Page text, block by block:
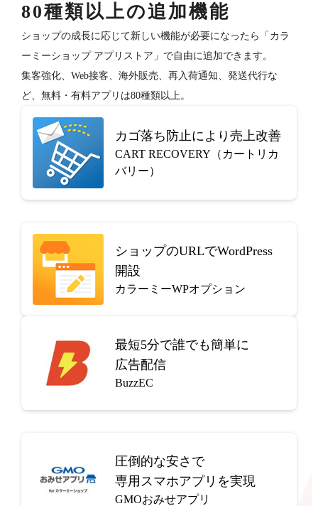
80種類以上の追加機能
ショップの成長に応じて新しい機能が必要になったら「カラ
ーミーショップ アプリストア」で自由に追加できます。
集客強化、Web接客、海外販売、再入荷通知、発送代行な
ど、無料・有料アプリは80種類以上。
カゴ落ち防止により売上改善
CART RECOVERY（カートリカ
バリー）
ショップのURLでWordPress
開設
カラーミーWPオプション
最短5分で誰でも簡単に
広告配信
BuzzEC
圧倒的な安さで
専用スマホアプリを実現
GMOおみせアプリ